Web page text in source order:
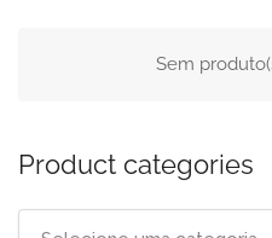
Sem
Product categories